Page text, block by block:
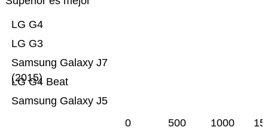
Samsung Galaxy J5
LG G4 Beat
Samsung Galaxy J7
(2015)
LG G3
LG G4
0 500 1000